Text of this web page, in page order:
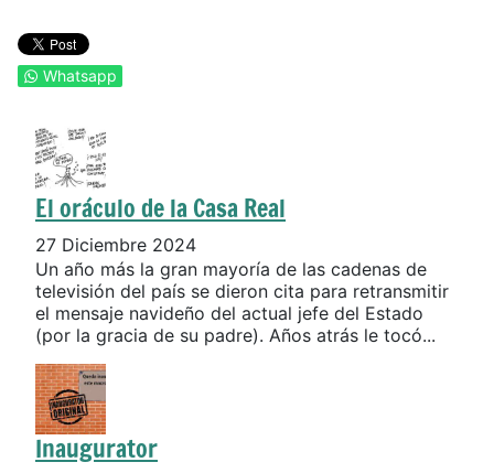
Whatsapp
El oráculo de la Casa Real
27 Diciembre 2024
Un año más la gran mayoría de las cadenas de
televisión del país se dieron cita para retransmitir
el mensaje navideño del actual jefe del Estado
(por la gracia de su padre). Años atrás le tocó...
Inaugurator